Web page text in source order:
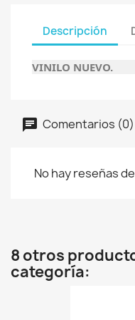
Descripción
VINILO NUEVO.​​
Comentarios (0)
No hay reseñas
8 otros
categoría: